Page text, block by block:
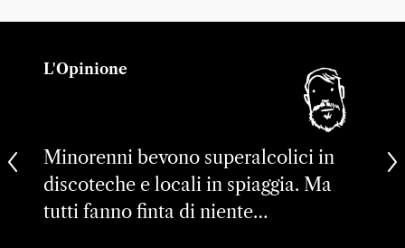
L'Opinione
Minorenni bevono superalcolici in
discoteche e locali in spiaggia. Ma
tutti fanno finta di niente…